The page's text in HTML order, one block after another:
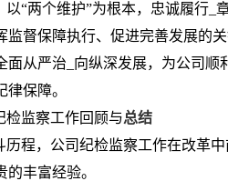
以“两个维护”为根本，忠诚履行
监督保障执行、促进完善发展的
面从严治_向纵深发展，为公司顺
保障。
检监察工作回顾与总结
历程，公司纪检监察工作在改革
丰富经验。